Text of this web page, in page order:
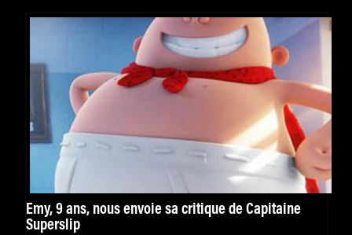
Emy, 9 ans, nous envoie sa critique de Capitaine
Superslip